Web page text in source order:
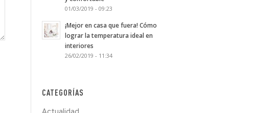
01/03/2019 - 09:23
¡Mejor en casa que fuera! Cómo
lograr la temperatura ideal en
interiores
26/02/2019 - 11:34
CATEGORÍAS